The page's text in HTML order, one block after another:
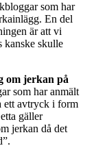
som har
En del
är att vi
kanske skulle
om jerkan på
som har anmält
ett avtryck i form
gäller
jerkan då det